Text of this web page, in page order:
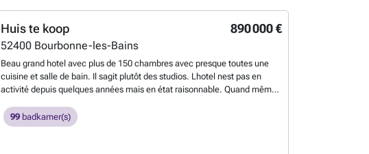
890 000 €
Huis te koop
52400 Bourbonne-les-Bains
Beau grand hotel avec plus de 150 chambres avec presque toutes une
cuisine et salle de bain. Il sagit plutôt des studios. Lhotel nest pas en
activité depuis quelques années mais en état raisonnable. Quand même
escalier. A part des chambres, il-y-a des autres salles qui étaient utiliser
comme salle de massage (il-y-a aussi un sauna) ou pour la restauration.
99badkamer(s)